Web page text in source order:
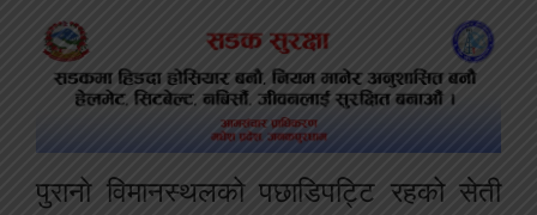
पुरानो विमानस्थलको पछाडिपट्टि रहको सेती